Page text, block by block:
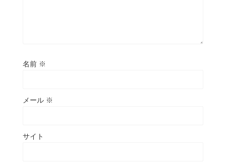
名前 ※
メール ※
サイト